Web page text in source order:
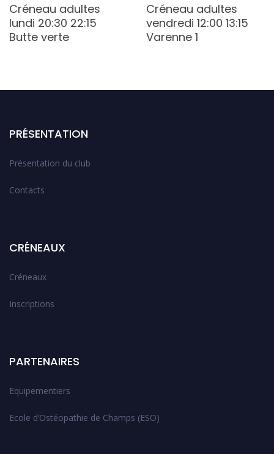
Créneau adultes
lundi 20:30 22:15
Butte verte
Créneau adultes
vendredi 12:00 13:15
Varenne 1
PRÉSENTATION
Présentation du club
Contacts
CRÉNEAUX
Créneaux
Inscriptions
PARTENAIRES
Equipementiers
Ecole d’Ostéopathie de Champs (ESO)